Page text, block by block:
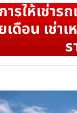
ารให้เช่าร
เดือน เช่า